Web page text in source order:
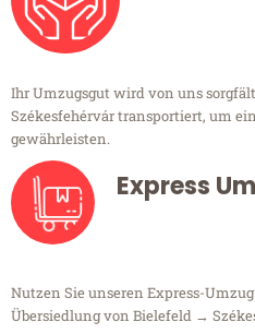
Ihr Umzugsgut wird von uns
Székesfehérvár transportiert, um
gewährleisten.
Express
Nutzen Sie unseren Express-
Übersiedlung von Bielefeld →